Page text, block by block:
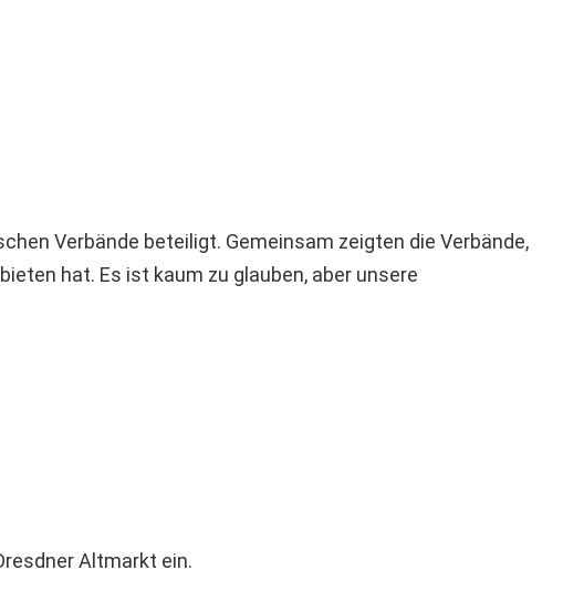
Verbände beteiligt. Gemeinsam zeigten die Verbände,
hat. Es ist kaum zu glauben, aber unsere
Altmarkt ein.